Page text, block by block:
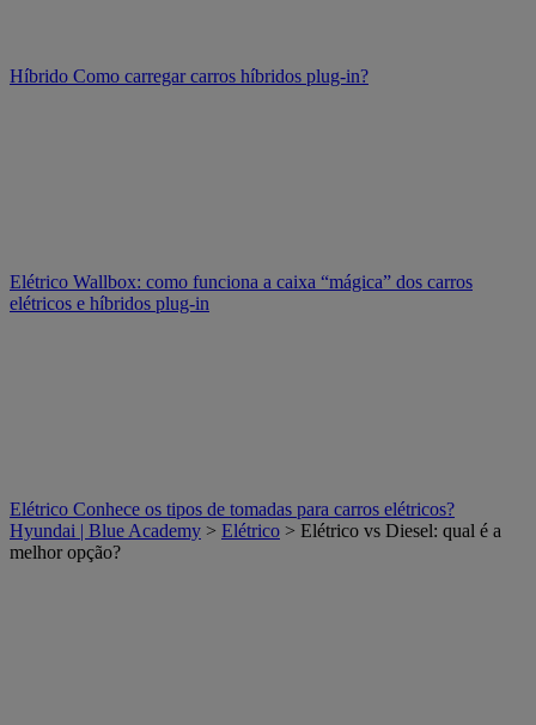
Híbrido Como carregar carros híbridos plug-in?
Elétrico Wallbox: como funciona a caixa “mágica” dos carros
elétricos e híbridos plug-in
Elétrico Conhece os tipos de tomadas para carros elétricos?
Hyundai | Blue Academy > Elétrico > Elétrico vs Diesel: qual é a
melhor opção?